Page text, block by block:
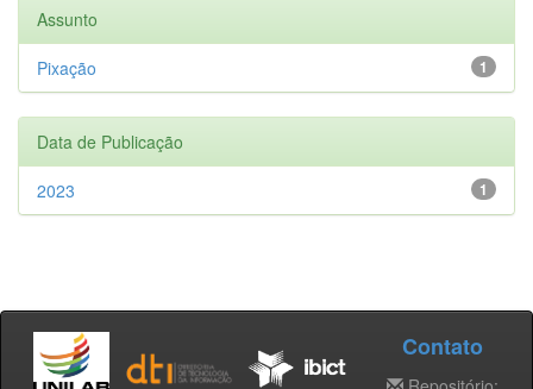
Assunto
1
Pixação
Data de Publicação
1
2023
Contato